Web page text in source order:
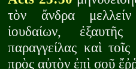
τὸν ἄνδρα
ἰουδαίων,
παραγγείλας καὶ
πρὸς αὐτὸν ἐπὶ σοῦ